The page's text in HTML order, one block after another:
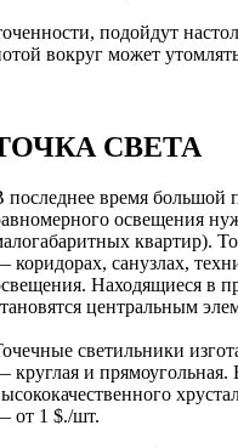
подойдут
вокруг может
СВЕТА
последнее время большой
освещения
квартир).
коридорах, санузлах,
Находящиеся в
центральным
светильники
круглая и прямоугольная.
от 1 $./шт.